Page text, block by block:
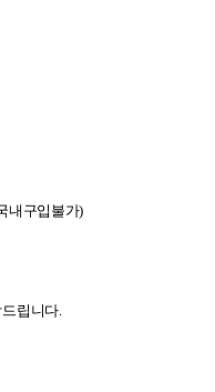
내구입불가)
립니다.